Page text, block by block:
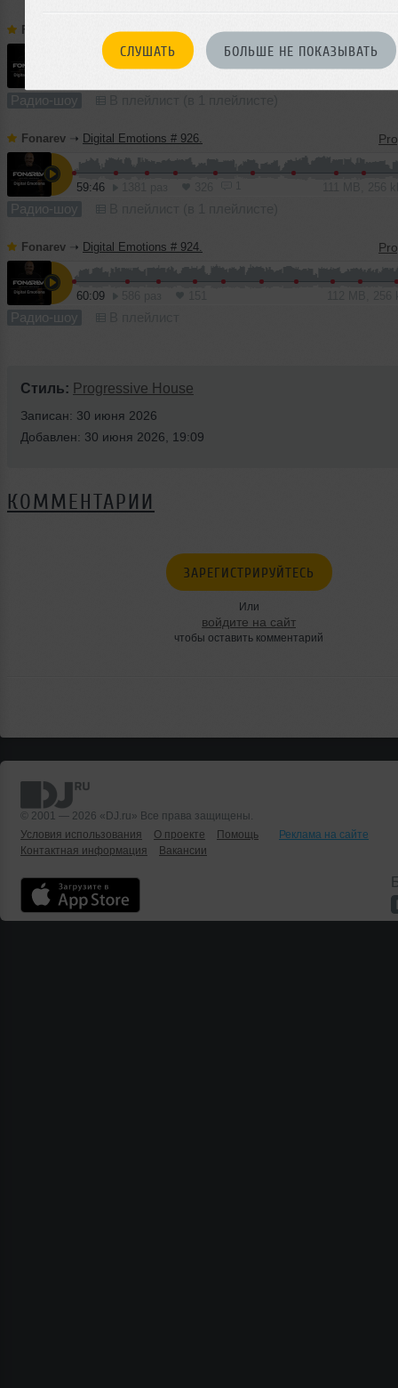
СЛУШАТЬ БОЛЬШЕ НЕ ПОКАЗЫВАТЬ
Fonarev Digital Emotions # 927.
Радио-шоу
Fonarev ➝ Digital Emotions # 926.
59:46
Радио-шоу
Fonarev ➝ Digital Emotions # 924.
60:09
Радио-шоу
Стиль: Progressive House
Записан: 30 июня 2026
Добавлен: 30 июня 2026, 19:09
КОММЕНТАРИИ
ЗАРЕГИСТРИРУЙТЕСЬ
Или
войдите на сайт
чтобы оставить комментарий
© 2001 — 2026 «DJ.ru» Все права защищены.
Условия использования
О проекте Помощь
Реклама на сайте
Контактная информация
Вакансии